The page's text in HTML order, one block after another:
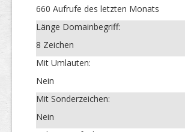
660 Aufrufe des letzten Monats
Länge Domainbegriff:
8 Zeichen
Mit Umlauten:
Nein
Mit Sonderzeichen:
Nein